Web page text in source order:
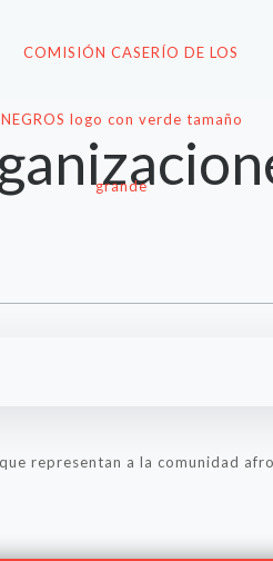
representan a la comunidad